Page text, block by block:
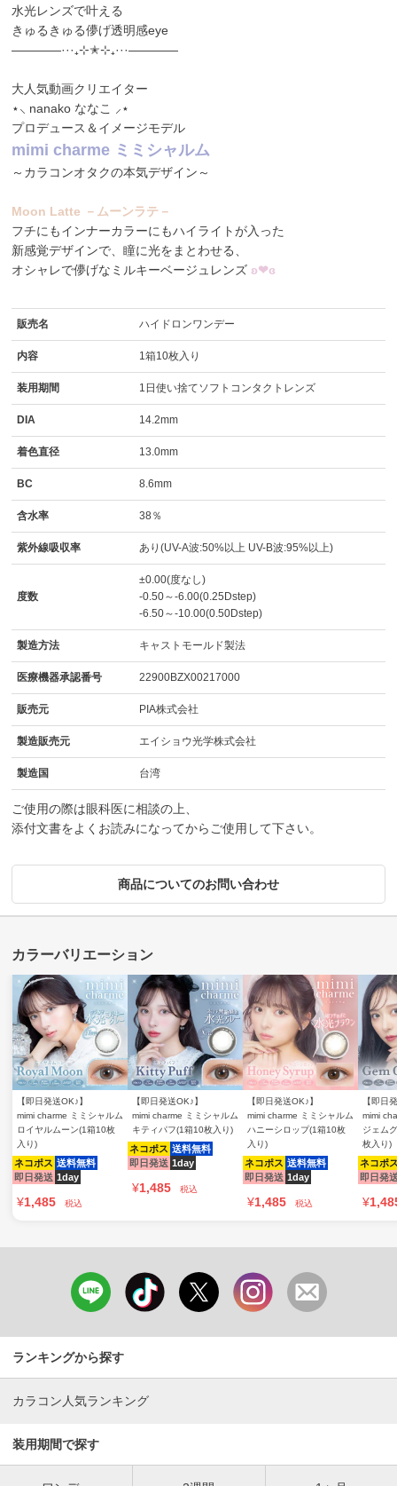
水光レンズで叶える
きゅるきゅる儚げ透明感eye
————···₊⊹✭⊹₊···————
大人気動画クリエイター
⋆⸜ nanako ななこ ⸝⋆
プロデュース＆イメージモデル
mimi charme ミミシャルム
～カラコンオタクの本気デザイン～
Moon Latte －ムーンラテ－
フチにもインナーカラーにもハイライトが入った
新感覚デザインで、瞳に光をまとわせる、
オシャレで儚げなミルキーベージュレンズ ʚ❤ɞ
販売名 ハイドロンワンデー
内容 1箱10枚入り
装用期間 1日使い捨てソフトコンタクトレンズ
DIA 14.2mm
着色直径 13.0mm
BC 8.6mm
含水率 38％
紫外線吸収率 あり(UV-A波:50%以上 UV-B波:95%以上)
度数
±0.00(度なし)
-0.50～-6.00(0.25Dstep)
-6.50～-10.00(0.50Dstep)
製造方法 キャストモールド製法
医療機器承認番号 22900BZX00217000
販売元 PIA株式会社
製造販売元 エイショウ光学株式会社
製造国 台湾
ご使用の際は眼科医に相談の上、
添付文書をよくお読みになってからご使用して下さい。
商品についてのお問い合わせ
【即日発送OK♪】
mimi charme ミミシャルム
ロイヤルムーン(1箱10枚
入り)
ネコポス 送料無料
即日発送 1day
¥1,485 税込
【即日発送OK♪】
mimi charme ミミシャルム
キティパフ(1箱10枚入り)
ネコポス 送料無料
即日発送 1day
¥1,485 税込
【即日発送OK♪】
mimi charme ミミシャルム
ハニーシロップ(1箱10枚
入り)
ネコポス 送料無料
即日発送 1day
¥1,485 税込
【即日
mimi
ジェム
枚入り)
ネコポ
即日発
¥
ランキングから探す
カラコン人気ランキング
装用期間で探す